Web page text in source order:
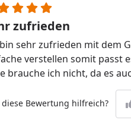
zufrieden
sehr zufrieden mit dem
verstellen somit passt
brauche ich nicht, da es
diese Bewertung hilfreich?